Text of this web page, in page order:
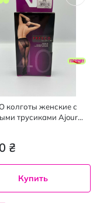
колготы женские с
трусиками Ajour
₴
Купить